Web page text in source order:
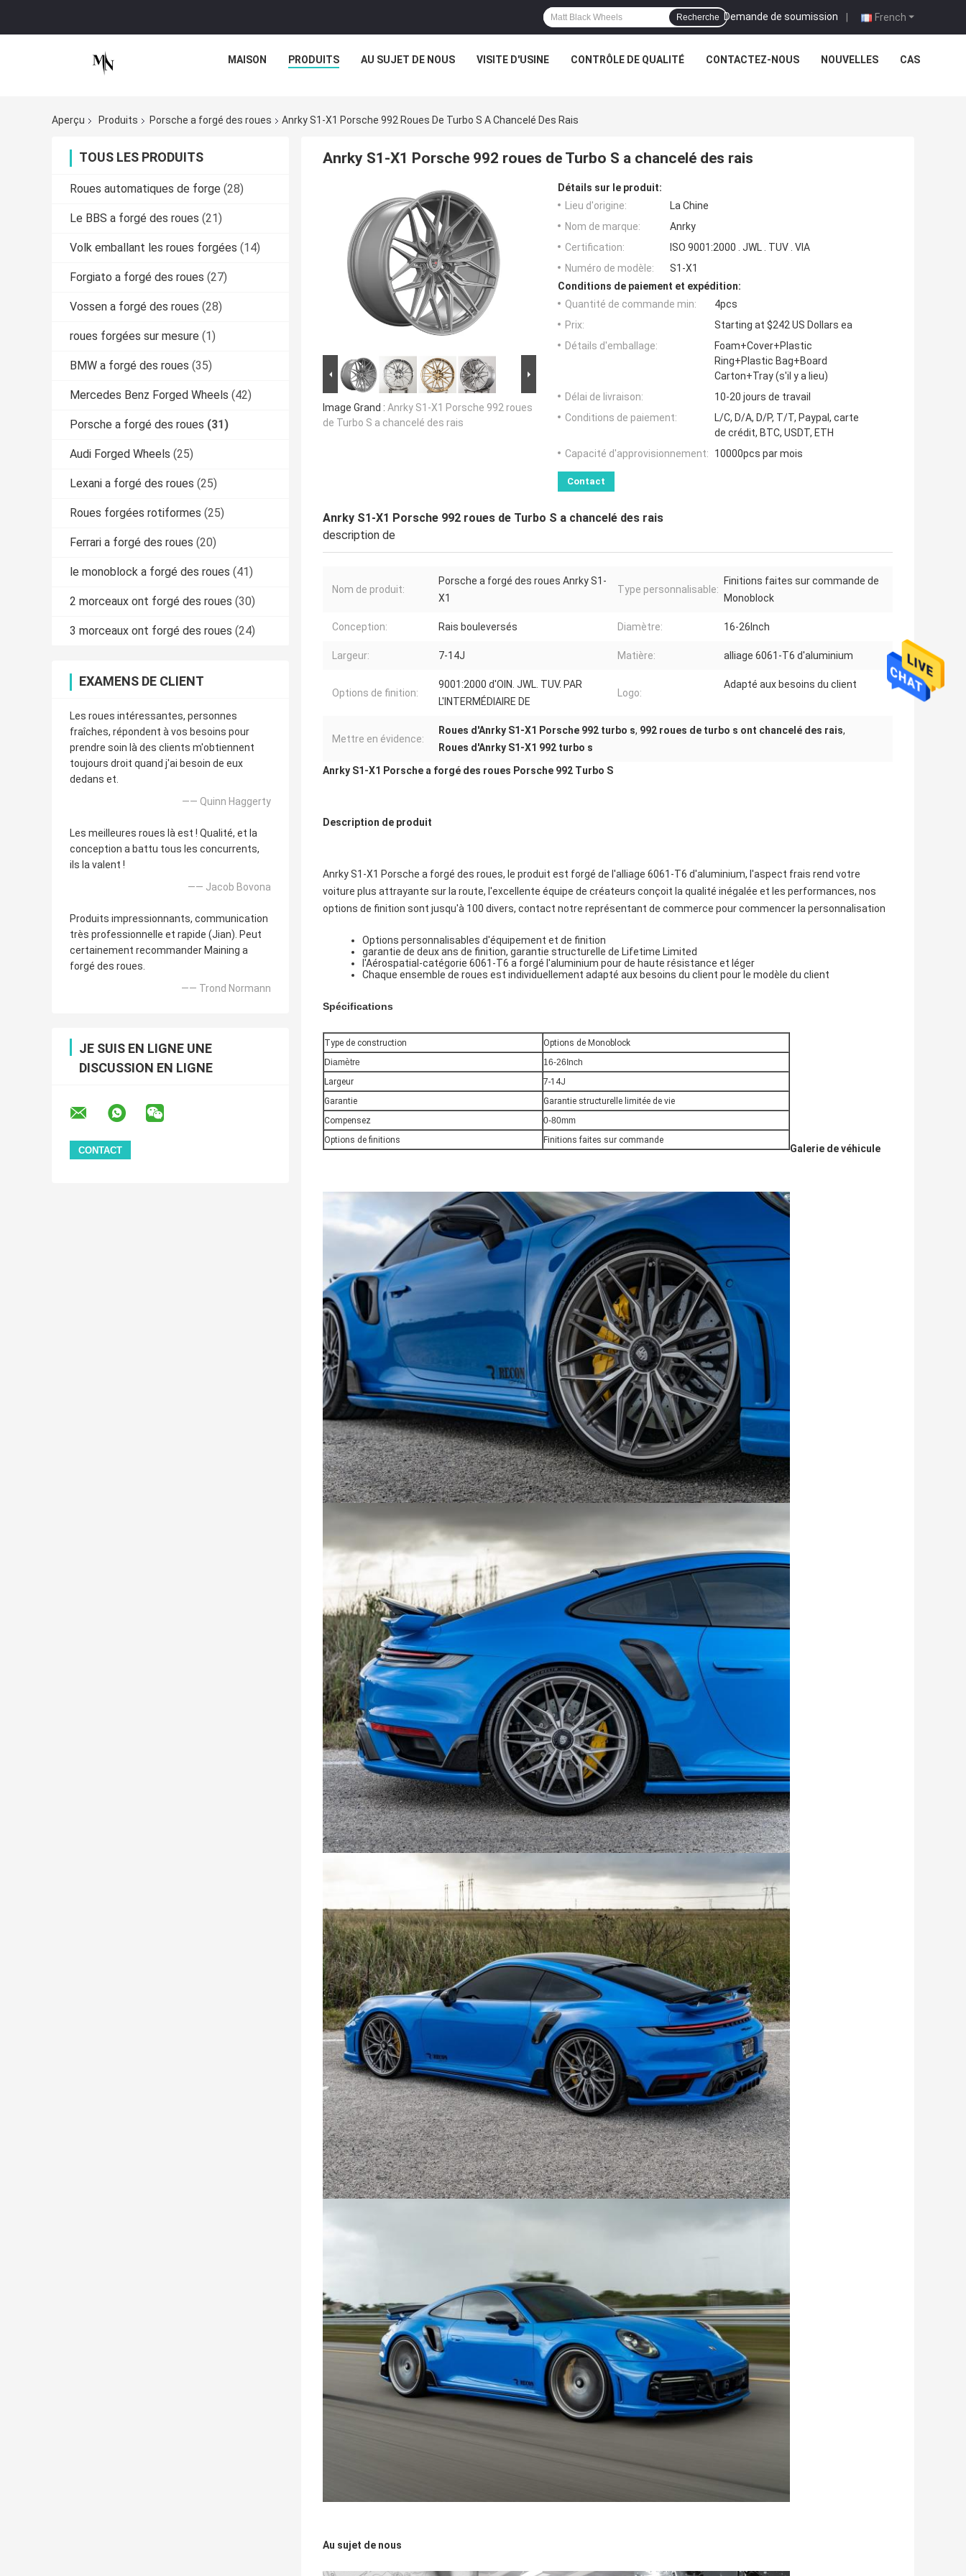
French
Demande de soumission |
Recherche
MAISON PRODUITS AU SUJET DE NOUS VISITE D'USINE CONTRÔLE DE QUALITÉ CONTACTEZ-NOUS NOUVELLES CAS
Aperçu Produits Porsche a forgé des roues Anrky S1-X1 Porsche 992 Roues De Turbo S A Chancelé Des Rais
TOUS LES PRODUITS
Roues automatiques de forge (28)
Le BBS a forgé des roues (21)
Volk emballant les roues forgées (14)
Forgiato a forgé des roues (27)
Vossen a forgé des roues (28)
roues forgées sur mesure (1)
BMW a forgé des roues (35)
Mercedes Benz Forged Wheels (42)
Porsche a forgé des roues (31)
Audi Forged Wheels (25)
Lexani a forgé des roues (25)
Roues forgées rotiformes (25)
Ferrari a forgé des roues (20)
le monoblock a forgé des roues (41)
2 morceaux ont forgé des roues (30)
3 morceaux ont forgé des roues (24)
EXAMENS DE CLIENT
Les roues intéressantes, personnes
fraîches, répondent à vos besoins pour
prendre soin là des clients m'obtiennent
toujours droit quand j'ai besoin de eux
dedans et.
—— Quinn Haggerty
Les meilleures roues là est ! Qualité, et la
conception a battu tous les concurrents,
ils la valent !
—— Jacob Bovona
Produits impressionnants, communication
très professionnelle et rapide (Jian). Peut
certainement recommander Maining a
forgé des roues.
—— Trond Normann
JE SUIS EN LIGNE UNE
DISCUSSION EN LIGNE
Anrky S1-X1 Porsche 992 roues de Turbo S a chancelé des rais
Image Grand : Anrky S1-X1 Porsche 992 roues
de Turbo S a chancelé des rais
Détails sur le produit:
Lieu d'origine:
La Chine
Nom de marque:
Anrky
Certification:
ISO 9001:2000 . JWL . TUV . VIA
Numéro de modèle:
S1-X1
Conditions de paiement et expédition:
Quantité de commande min:
4pcs
Prix:
Starting at $242 US Dollars ea
Détails d'emballage:
Foam+Cover+Plastic
Ring+Plastic Bag+Board
Carton+Tray (s'il y a lieu)
Délai de livraison:
10-20 jours de travail
Conditions de paiement:
L/C, D/A, D/P, T/T, Paypal, carte
de crédit, BTC, USDT, ETH
Capacité d'approvisionnement:
10000pcs par mois
Contact
Anrky S1-X1 Porsche 992 roues de Turbo S a chancelé des rais
description de
Nom de produit:
Porsche a forgé des roues Anrky S1-
X1
Type personnalisable:
Finitions faites sur commande de
Monoblock
Conception: Rais bouleversés Diamètre: 16-26Inch
Largeur: 7-14J Matière: alliage 6061-T6 d'aluminium
Options de finition:
9001:2000 d'OIN. JWL. TUV. PAR
L'INTERMÉDIAIRE DE
Logo:
Adapté aux besoins du client
Mettre en évidence:
Roues d'Anrky S1-X1 Porsche 992 turbo s, 992 roues de turbo s ont chancelé des rais,
Roues d'Anrky S1-X1 992 turbo s
Anrky S1-X1 Porsche a forgé des roues Porsche 992 Turbo S
Description de produit
Anrky S1-X1 Porsche a forgé des roues, le produit est forgé de l'alliage 6061-T6 d'aluminium, l'aspect frais rend votre
voiture plus attrayante sur la route, l'excellente équipe de créateurs conçoit la qualité inégalée et les performances, nos
options de finition sont jusqu'à 100 divers, contact notre représentant de commerce pour commencer la personnalisation
Options personnalisables d'équipement et de finition
garantie de deux ans de finition, garantie structurelle de Lifetime Limited
l'Aérospatial-catégorie 6061-T6 a forgé l'aluminium pour de haute résistance et léger
Chaque ensemble de roues est individuellement adapté aux besoins du client pour le modèle du client
Spécifications
Type de construction
Options de Monoblock
Diamètre
16-26Inch
Largeur
7-14J
Garantie
Garantie structurelle limitée de vie
Compensez
0-80mm
Options de finitions
Finitions faites sur commande
Galerie de véhicule
Au sujet de nous